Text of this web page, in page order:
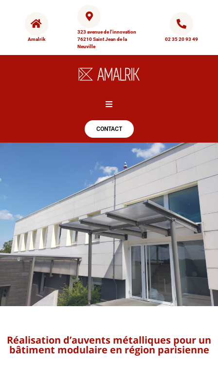
Amalrik
323 avenue de l'innovation
76210 Saint Jean de la
Neuville
02 35 20 93 49
Hamburger Toggle Menu
CONTACT
Réalisation d’auvents métalliques pour un
bâtiment modulaire en région parisienne